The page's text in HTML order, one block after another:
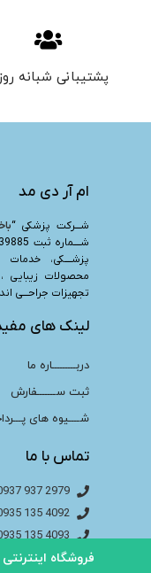
فروشگاه
پشتیبانی شبانه
ام آر دی مد
شـــرکت پزشکی “
پزشــــکی،
محصولات زیبایی
تجهیزات جراحـــی
لینک های
دربـــــــــاره ما
ثبت ســـــــفارش
شــــیوه های
تماس با ما
2979 937 0937
4092 135 0935
4093 135 0935
4094 135 0935